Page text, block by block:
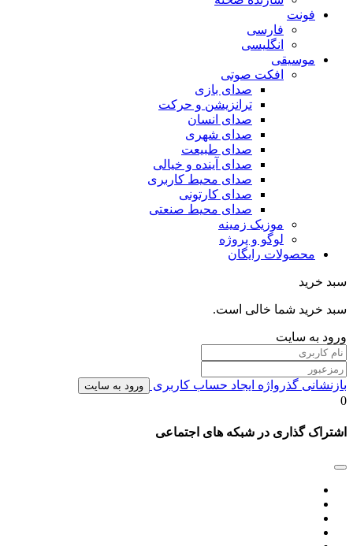
فونت
فارسی
انگلیسی
موسیقی
افکت صوتی
صدای بازی
ترانزیشن و حرکت
صدای انسان
صدای شهری
صدای طبیعت
صدای آینده و خیالی
صدای محیط کاربری
صدای کارتونی
صدای محیط صنعتی
موزیک زمینه
لوگو و پروژه
محصولات رایگان
سبد خرید
سبد خرید شما خالی است.
ورود به سایت
بازنشانی گذرواژه ایجاد حساب کاربری ورود به سایت
0
اشتراک گذاری در شبکه های اجتماعی